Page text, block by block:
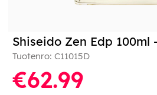
Shiseido Zen Edp
Tuotenro: C11015D
€62.99